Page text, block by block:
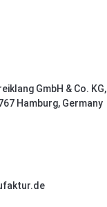
GmbH & Co. KG,
Hamburg, Germany